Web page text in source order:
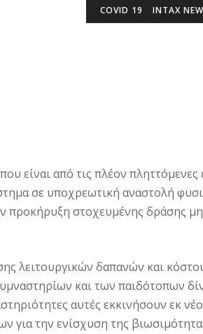
COVID 19 INTAX
είναι από τις πλέον πληττόμενες
σε υποχρεωτική αναστολή
προκήρυξη στοχευμένης δράσης μη
λειτουργικών δαπανών και
και των παιδότοπων
αυτές εκκινήσουν εκ
για την ενίσχυση της